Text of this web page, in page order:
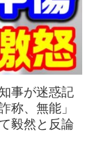
事が迷惑記
称、無能」
毅然と反論